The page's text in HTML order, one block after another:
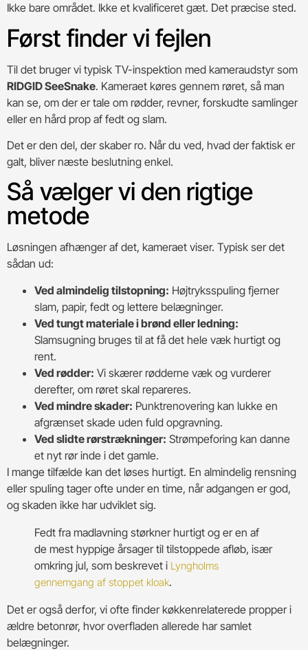
Ikke bare området. Ikke et kvalificeret gæt. Det præcise sted.
Først finder vi fejlen
Til det bruger vi typisk TV-inspektion med kameraudstyr som
RIDGID SeeSnake. Kameraet køres gennem røret, så man
kan se, om der er tale om rødder, revner, forskudte samlinger
eller en hård prop af fedt og slam.
Det er den del, der skaber ro. Når du ved, hvad der faktisk er
galt, bliver næste beslutning enkel.
Så vælger vi den rigtige
metode
Løsningen afhænger af det, kameraet viser. Typisk ser det
sådan ud:
Ved almindelig tilstopning: Højtryksspuling fjerner
slam, papir, fedt og lettere belægninger.
Ved tungt materiale i brønd eller ledning:
Slamsugning bruges til at få det hele væk hurtigt og
rent.
Ved rødder: Vi skærer rødderne væk og vurderer
derefter, om røret skal repareres.
Ved mindre skader: Punktrenovering kan lukke en
afgrænset skade uden fuld opgravning.
Ved slidte rørstrækninger: Strømpeforing kan danne
et nyt rør inde i det gamle.
I mange tilfælde kan det løses hurtigt. En almindelig rensning
eller spuling tager ofte under en time, når adgangen er god,
og skaden ikke har udviklet sig.
Fedt fra madlavning størkner hurtigt og er en af
de mest hyppige årsager til tilstoppede afløb, især
omkring jul, som beskrevet i Lyngholms
gennemgang af stoppet kloak.
Det er også derfor, vi ofte finder køkkenrelaterede propper i
ældre betonrør, hvor overfladen allerede har samlet
belægninger.